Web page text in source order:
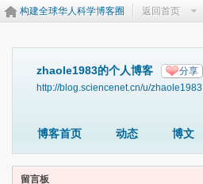
构建全球华人科学博客圈 返回首页
zhaole1983的个人博客 分享
http://blog.sciencenet.cn/u/zhaole1983
博客首页 动态 博文
留言板